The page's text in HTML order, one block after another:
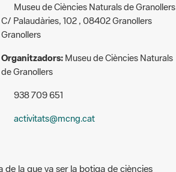
Museu de Ciències Naturals de Granollers
C/ Palaudàries, 102 , 08402 Granollers
Granollers
Organitzadors:Museu de Ciències Naturals
de Granollers
938 709 651
activitats@mcng.cat
de la que va ser la botiga de ciències